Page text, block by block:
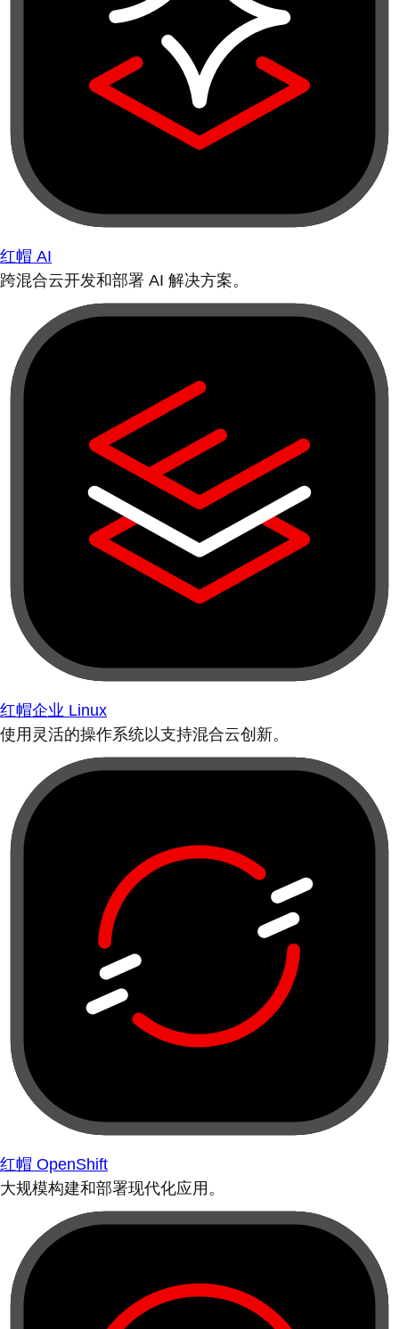
红帽 AI
跨混合云开发和部署 AI 解决方案。
红帽企业 Linux
使用灵活的操作系统以支持混合云创新。
红帽 OpenShift
大规模构建和部署现代化应用。